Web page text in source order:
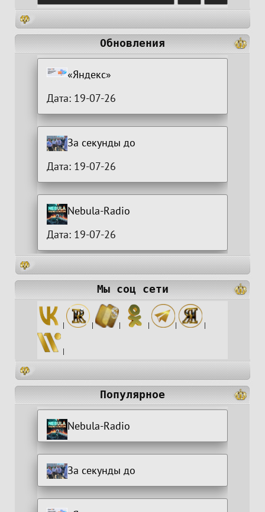
Обновления
«Яндекс»
Дата: 19-07-26
За секунды до
Дата: 19-07-26
Nebula-Radio
Дата: 19-07-26
Мы соц сети
| | | | | |
|
Популярное
Nebula-Radio
За секунды до